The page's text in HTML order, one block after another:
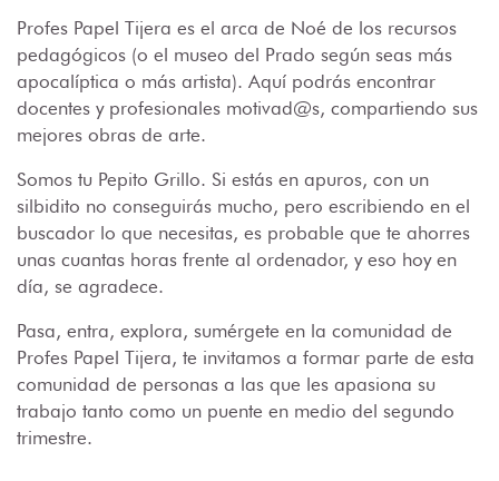
Profes Papel Tijera es el arca de Noé de los recursos
pedagógicos (o el museo del Prado según seas más
apocalíptica o más artista). Aquí podrás encontrar
docentes y profesionales motivad@s, compartiendo sus
mejores obras de arte.
Somos tu Pepito Grillo. Si estás en apuros, con un
silbidito no conseguirás mucho, pero escribiendo en el
buscador lo que necesitas, es probable que te ahorres
unas cuantas horas frente al ordenador, y eso hoy en
día, se agradece.
Pasa, entra, explora, sumérgete en la comunidad de
Profes Papel Tijera, te invitamos a formar parte de esta
comunidad de personas a las que les apasiona su
trabajo tanto como un puente en medio del segundo
trimestre.